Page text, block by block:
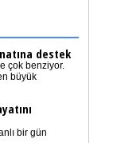
destek
çok benziyor.
büyük
bir gün